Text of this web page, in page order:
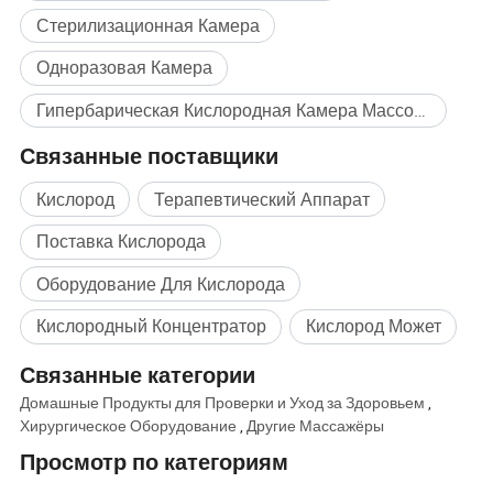
Стерилизационная Камера
Одноразовая Камера
Гипербарическая Кислородная Камера Массовая покупка
Связанные поставщики
Кислород
Терапевтический Аппарат
Поставка Кислорода
Оборудование Для Кислорода
Кислородный Концентратор
Кислород Может
Связанные категории
Домашные Продукты для Проверки и Уход за Здоровьем ,
Хирургическое Оборудование ,Другие Массажёры
Просмотр по категориям